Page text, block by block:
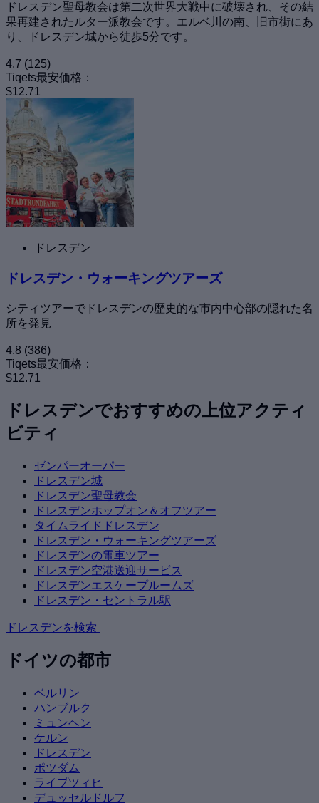
ドレスデン聖母教会は第二次世界大戦中に破壊され、その結
果再建されたルター派教会です。エルベ川の南、旧市街にあ
り、ドレスデン城から徒歩5分です。
4.7 (125)
Tiqets最安価格：
$12.71
ドレスデン
ドレスデン・ウォーキングツアーズ
シティツアーでドレスデンの歴史的な市内中心部の隠れた名
所を発見
4.8 (386)
Tiqets最安価格：
$12.71
ドレスデンでおすすめの上位アクティ
ビティ
ゼンパーオーパー
ドレスデン城
ドレスデン聖母教会
ドレスデンホップオン＆オフツアー
タイムライドドレスデン
ドレスデン・ウォーキングツアーズ
ドレスデンの電車ツアー
ドレスデン空港送迎サービス
ドレスデンエスケープルームズ
ドレスデン・セントラル駅
ドレスデンを検索
ドイツの都市
ベルリン
ハンブルク
ミュンヘン
ケルン
ドレスデン
ポツダム
ライプツィヒ
デュッセルドルフ